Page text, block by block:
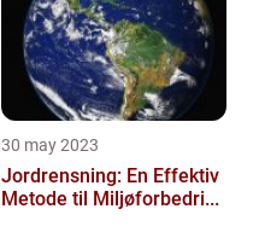
30 may 2023
Jordrensning: En Effektiv
Metode til Miljøforbedri...